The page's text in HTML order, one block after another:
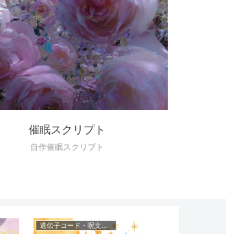
催眠スクリプト
自作催眠スクリプト
気づきの記録